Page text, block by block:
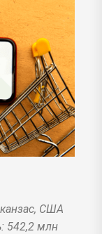
США
542,2 млн